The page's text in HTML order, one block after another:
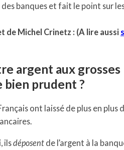
banques et fait le point sur
de Michel Crinetz : (A lire aussi
argent aux grosses
bien prudent ?
ont laissé de plus en plus
ilsdéposent de l’argent à la